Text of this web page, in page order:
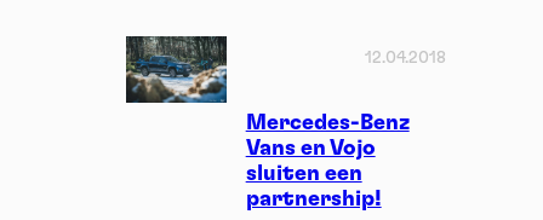
Mercedes-Benz
Vans en Vojo
sluiten een
partnership!
12.04.2018